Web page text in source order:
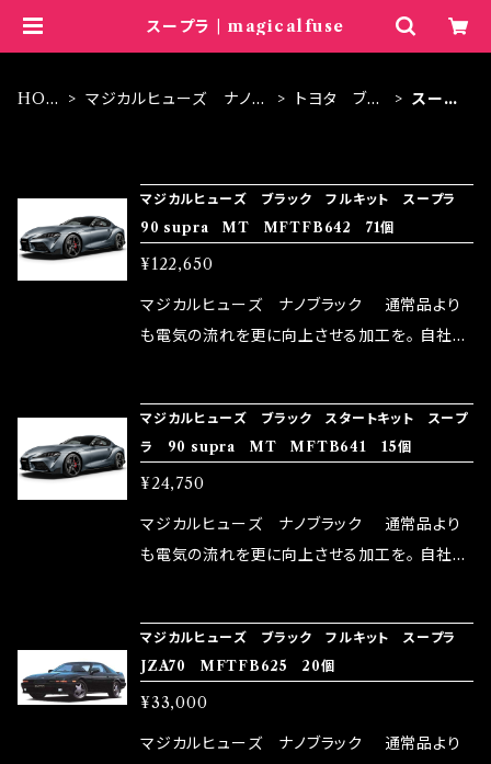
スープラ | magicalfuse
HOM
マジカルヒューズ ナノブ
トヨタ ブラ
スープ
マジカルヒューズ ブラック フルキット スープラ
90 supra MT MFTFB642 71個
¥122,650
マジカルヒューズ ナノブラック 通常品より
も電気の流れを更に向上させる加工を。 自社比
メ！ レーシングドライバーMAX織戸選手がテス
ターとなり吟味し時間を掛けて検証し、これは
体感出来て面白く、車には必ずプラスになりデメ
リットが無い。と。 コラボ開発製品です。 購入先
はこちらのマジカルヒューズ直販サイトと横浜に
rz）の2店舗の専売品になりますので宜しくお願
い致します。
マジカルヒューズ ブラック スタートキット スープ
ラ 90 supra MT MFTB641 15個
¥24,750
マジカルヒューズ ナノブラック 通常品より
も電気の流れを更に向上させる加工を。 自社比
メ！ レーシングドライバーMAX織戸選手がテス
ターとなり吟味し時間を掛けて検証し、これは
体感出来て面白く、車には必ずプラスになりデメ
リットが無い。と。 コラボ開発製品です。 購入先
マジカルヒューズ ブラック フルキット スープラ
JZA70 MFTFB625 20個
¥33,000
マジカルヒューズ ナノブラック 通常品より